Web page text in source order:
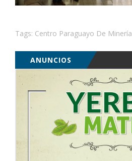
Tags: Centro Paraguayo De Minería
ANUNCIOS